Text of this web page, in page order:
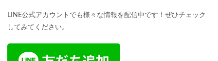
LINE公式アカウントでも様々な情報を配信中です！ぜひチェック
してみてください。